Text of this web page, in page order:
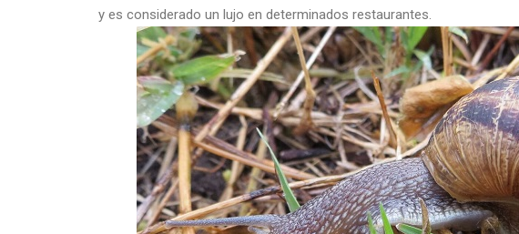
y es considerado un lujo en determinados restaurantes.